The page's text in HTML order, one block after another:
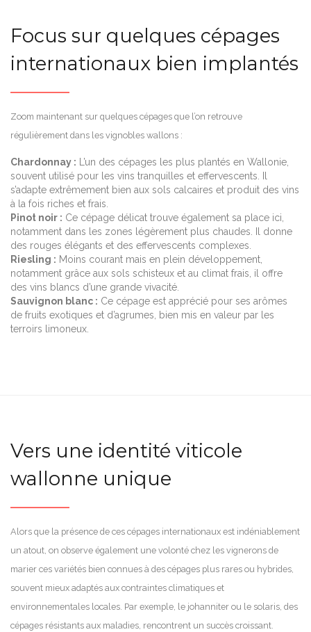
Focus sur quelques cépages
internationaux bien implantés
Zoom maintenant sur quelques cépages que l’on retrouve
régulièrement dans les vignobles wallons :
Chardonnay : L’un des cépages les plus plantés en Wallonie,
souvent utilisé pour les vins tranquilles et effervescents. Il
s’adapte extrêmement bien aux sols calcaires et produit des vins
à la fois riches et frais.
Pinot noir : Ce cépage délicat trouve également sa place ici,
notamment dans les zones légèrement plus chaudes. Il donne
des rouges élégants et des effervescents complexes.
Riesling : Moins courant mais en plein développement,
notamment grâce aux sols schisteux et au climat frais, il offre
des vins blancs d’une grande vivacité.
Sauvignon blanc : Ce cépage est apprécié pour ses arômes
de fruits exotiques et d’agrumes, bien mis en valeur par les
terroirs limoneux.
Vers une identité viticole
wallonne unique
Alors que la présence de ces cépages internationaux est indéniablement
un atout, on observe également une volonté chez les vignerons de
marier ces variétés bien connues à des cépages plus rares ou hybrides,
souvent mieux adaptés aux contraintes climatiques et
environnementales locales. Par exemple, le johanniter ou le solaris, des
cépages résistants aux maladies, rencontrent un succès croissant.